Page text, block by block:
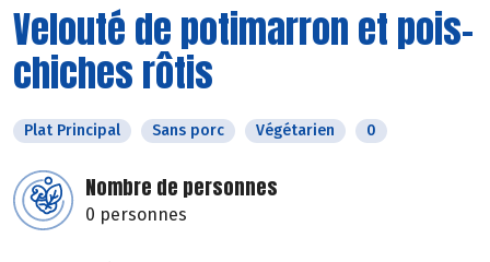
Velouté de potimarron et pois-
chiches rôtis
Plat Principal Sans porc Végétarien 0
Nombre de personnes
0 personnes